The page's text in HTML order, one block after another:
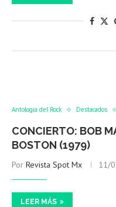
Antología del Rock Destacados
CONCIERTO: BOB
BOSTON (1979)
Por Revista Spot Mx 11/
LEER MÁS